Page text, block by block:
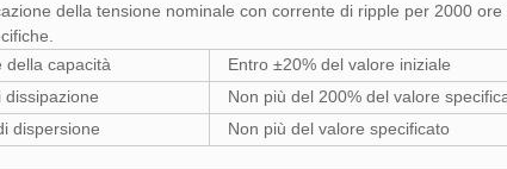
della tensione nominale con corrente di ripple per 2000
della capacità
Entro ±20% del valore iniziale
dissipazione
Non più del 200% del valore
dispersione
Non più del valore specificato